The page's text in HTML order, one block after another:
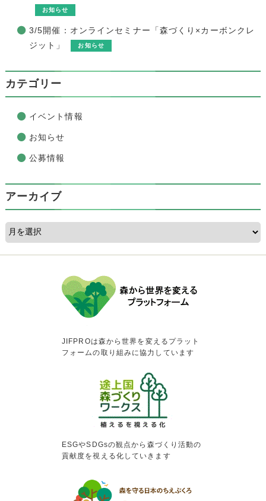
お知らせ
3/5開催：オンラインセミナー「森づくり×カーボンクレ
ジット」
お知らせ
カテゴリー
イベント情報
お知らせ
公募情報
アーカイブ
JIFPROは森から世界を変えるプラット
フォームの取り組みに協力しています
ESGやSDGsの観点から森づくり活動の
貢献度を視える化していきます